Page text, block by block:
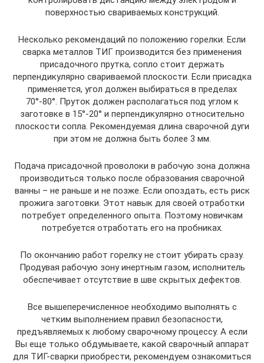
поверхностью свариваемых конструкций.
Несколько рекомендаций по положению горелки. Если
сварка металлов ТИГ производится без применения
присадочного прутка, сопло стоит держать
перпендикулярно свариваемой плоскости. Если присадка
применяется, угол должен выбираться в пределах
70°-80°. Пруток должен располагаться под углом к
заготовке в 15°-20° и перпендикулярно относительно
плоскости сопла. Рекомендуемая длина сварочной дуги
при этом не должна быть более 3 мм.
Подача присадочной проволоки в рабочую зона должна
производиться только после образования сварочной
ванны – не раньше и не позже. Если опоздать, есть риск
прожига заготовки. Этот навык для своей отработки
потребует определенного опыта. Поэтому новичкам
потребуется отработать его на пробниках.
По окончанию работ горелку не стоит убирать сразу.
Продувая рабочую зону инертным газом, исполнитель
обеспечивает отсутствие в шве скрытых дефектов.
Все вышеперечисленное необходимо выполнять с
четким выполнением правил безопасности,
предъявляемых к любому сварочному процессу. А если
Вы еще только обдумываете, какой сварочный аппарат
для ТИГ-сварки приобрести, рекомендуем ознакомиться